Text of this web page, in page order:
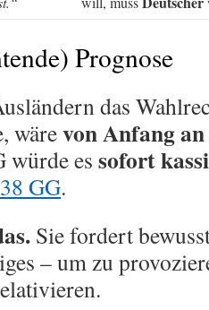
Prognose
das
wärevon Anfang
würde es sofort
38 GG.
Sie fordert
– um zu